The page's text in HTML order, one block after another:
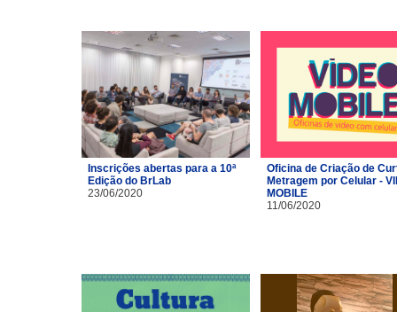
Inscrições abertas para a 10ª
Edição do BrLab
23/06/2020
Oficina de Criação de
Metragem por Celular -
MOBILE
11/06/2020